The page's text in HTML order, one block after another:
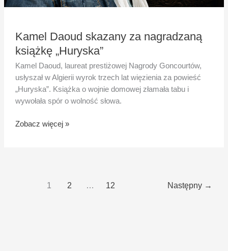
Kamel Daoud skazany za nagradzaną
książkę „Huryska”
Kamel Daoud, laureat prestiżowej Nagrody Goncourtów,
usłyszał w Algierii wyrok trzech lat więzienia za powieść
„Huryska”. Książka o wojnie domowej złamała tabu i
wywołała spór o wolność słowa.
Zobacz więcej »
1 2 … 12 Następny →